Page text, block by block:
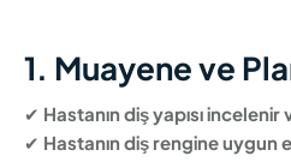
1. Muayene ve
✔ Hastanın diş yapısı
✔ Hastanın diş rengine uygun